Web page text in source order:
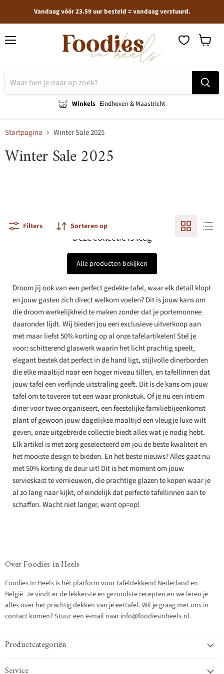
Vandaag vóór 23.59 uur besteld = vandaag verstuurd.
Winkels Eindhoven & Maastricht
Startpagina Winter Sale 2025
Winter Sale 2025
Filters Sorteren op
Deze collectie is leeg
Alle producten bekijken
Droom jij ook van een perfect gedekte tafel, waar elk detail klopt
en jouw gasten zich direct welkom voelen? Dit is jouw kans om
die droom werkelijkheid te maken zonder dat je portemonnee
daaronder lijdt. Wij bieden jou een exclusieve uitverkoop aan
met maar liefst 50% korting op al onze tafelartikelen! Stel je
voor: schitterend glaswerk waarin het licht prachtig speelt,
elegant bestek dat perfect in de hand ligt, stijlvolle dinerborden
die elke maaltijd naar een hoger niveau tillen, en tafellinnen dat
jouw tafel een verfijnde uitstraling geeft. Dit is de kans om jouw
tafel om te toveren tot een waar pronkstuk. Of je nu een intiem
diner voor twee organiseert, een feestelijke familiebijeenkomst
plant of gewoon jouw dagelijkse maaltijd een vleugje luxe wilt
geven, onze uitgebreide collectie biedt alles wat je nodig hebt.
Elk artikel is met zorg geselecteerd om jou de beste kwaliteit en
het mooiste design te bieden. En het beste nieuws? Alles gaat nu
met 50% korting de deur uit! Dit is het moment om jouw
servieskast te vernieuwen, die prachtige glazen te kopen waar je
al zo lang naar kijkt, of eindelijk dat perfecte tafellinnen aan te
schaffen. Wacht niet langer, want op=op!
Over Foodies in Heels
Foodies In Heels is hét platform voor tafeldekkend Nederland en
België. Je vindt er de lekkerste en gezondste recepten en we leren je
alles over het prachtig dekken van je eettafel. Wil je graag met ons in
contact komen? Stuur een e-mail naar info@foodiesinheels.nl.
Productcategoriën